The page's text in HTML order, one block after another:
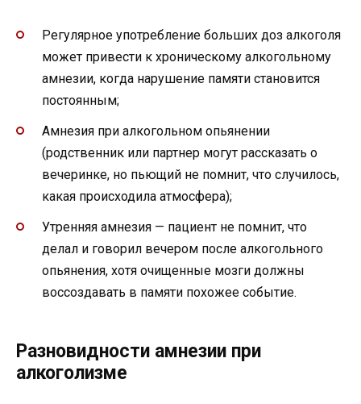
Регулярное употребление больших доз алкоголя
может привести к хроническому алкогольному
амнезии, когда нарушение памяти становится
постоянным;
Амнезия при алкогольном опьянении
(родственник или партнер могут рассказать о
вечеринке, но пьющий не помнит, что случилось,
какая происходила атмосфера);
Утренняя амнезия — пациент не помнит, что
делал и говорил вечером после алкогольного
опьянения, хотя очищенные мозги должны
воссоздавать в памяти похожее событие.
Разновидности амнезии при
алкоголизме